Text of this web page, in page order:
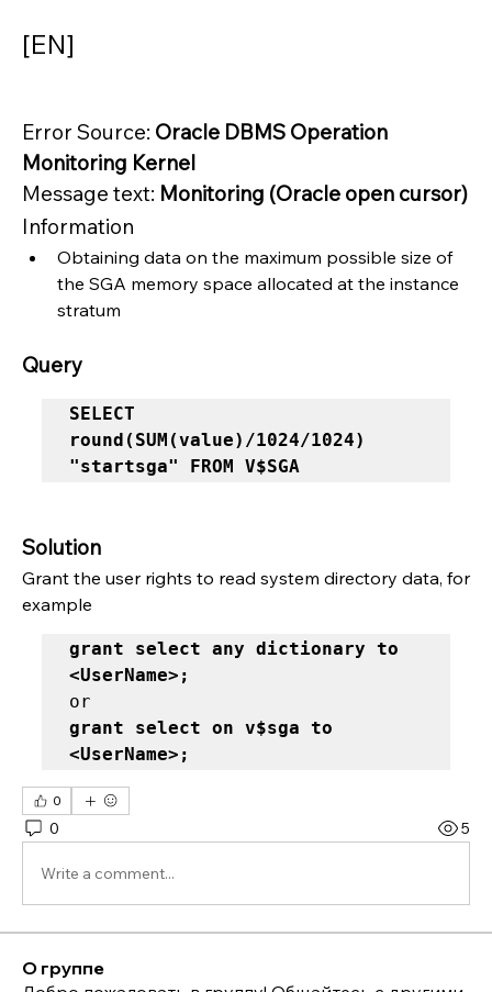
[EN]
Error Source: Oracle DBMS Operation
Monitoring Kernel
Message text: Monitoring (Oracle open cursor)
Information
Obtaining data on the maximum possible size of
the SGA memory space allocated at the instance
stratum
Query
SELECT
round(SUM(value)/1024/1024)
"startsga" FROM V$SGA
Solution
Grant the user rights to read system directory data, for
example
grant select any dictionary to
<UserName>;
grant select on v$sga to
<UserName>;
0
0 5
Write a comment...
О группе